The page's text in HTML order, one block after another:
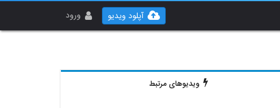
ورود آپلود ویدیو
ویدیوهای مرتبط